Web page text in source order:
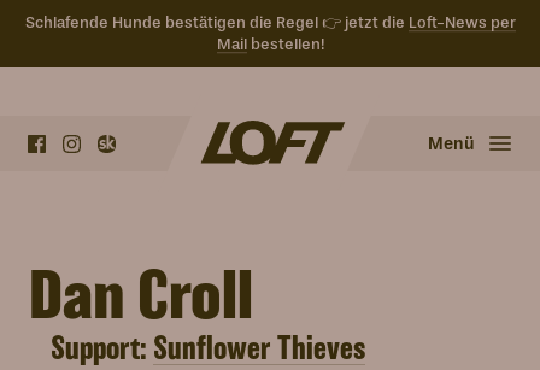
Schlafende Hunde bestätigen die Regel 👉 jetzt die Loft-News per
Mailbestellen!
Menü
Dan Croll
Support: Sunflower Thieves